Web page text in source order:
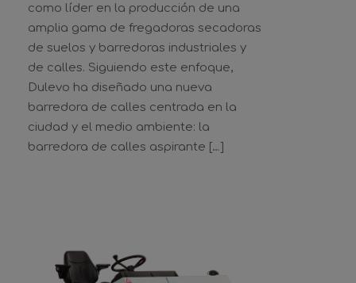
como líder en la producción de una
amplia gama de fregadoras secadoras
de suelos y barredoras industriales y
de calles. Siguiendo este enfoque,
Dulevo ha diseñado una nueva
barredora de calles centrada en la
ciudad y el medio ambiente: la
barredora de calles aspirante […]